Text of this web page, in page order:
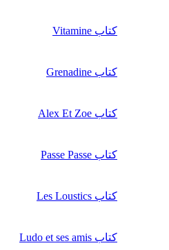
کتاب Vitamine
کتاب Grenadine
کتاب Alex Et Zoe
کتاب Passe Passe
کتاب Les Loustics
کتاب Ludo et ses amis